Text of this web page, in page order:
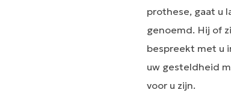
prothese, gaat u
genoemd. Hij of
bespreekt met u
uw gesteldheid
voor u zijn.